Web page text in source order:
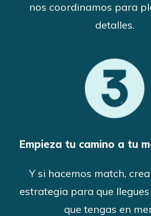
nos coordinamos para
detalles.
Empieza tu camino a tu
Y si hacemos match,
estrategia para que
que tengas en